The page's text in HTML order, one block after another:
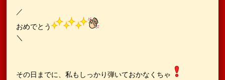
／
おめでとう
＼
その日までに、私もしっかり弾いておかなくちゃ